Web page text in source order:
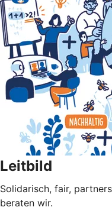
Leitbild
Solidarisch, fair,
beraten wir.